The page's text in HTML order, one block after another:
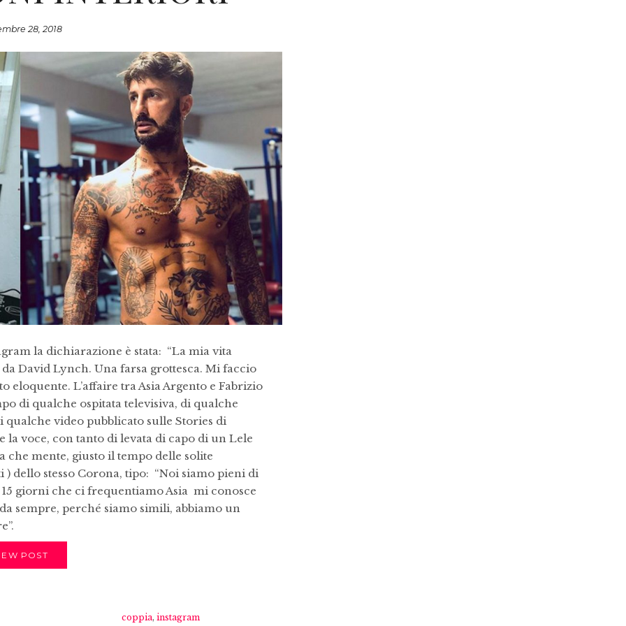
28, 2018
la dichiarazione è stata: “La mia vita
David Lynch. Una farsa grottesca. Mi faccio
eloquente. L’affaire tra Asia Argento e Fabrizio
di qualche ospitata televisiva, di qualche
video pubblicato sulle Stories di
voce, con tanto di levata di capo di un Lele
mente, giusto il tempo delle solite
dello stesso Corona, tipo: “Noi siamo pieni di
giorni che ci frequentiamo Asia mi conosce
sempre, perché siamo simili, abbiamo un
POST
coppia, instagram